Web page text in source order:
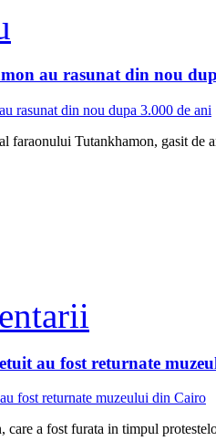
au rasunat din nou
faraonului Tutankhamon, gasit
au fost returnate
care a fost furata in timpul